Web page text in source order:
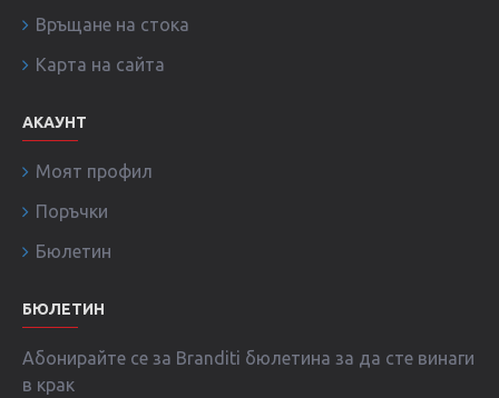
Връщане на стока
Карта на сайта
АКАУНТ
Моят профил
Поръчки
Бюлетин
БЮЛЕТИН
Абонирайте се за Branditi бюлетина за да сте винаги
в крак